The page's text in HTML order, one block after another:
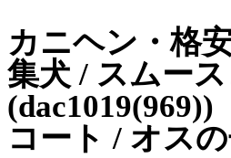
カニヘン・格
集犬 / スムー
コート / オス